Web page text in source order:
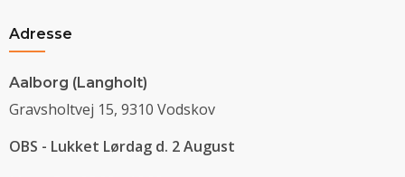
Adresse
Aalborg (Langholt)
Gravsholtvej 15, 9310 Vodskov
OBS - Lukket Lørdag d. 2 August